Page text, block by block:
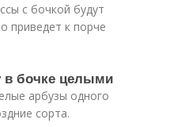
с бочкой будут
приведет к порче
в бочке целыми
арбузы одного
сорта.